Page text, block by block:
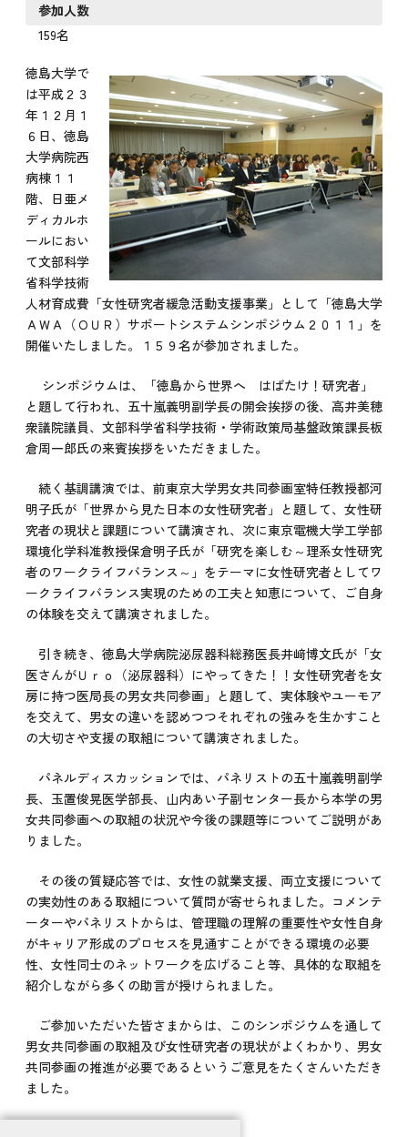
参加人数
159名
徳島大学で
は平成２３
年１２月１
６日、徳島
大学病院西
病棟１１
階、日亜メ
ディカルホ
ールにおい
て文部科学
省科学技術
人材育成費「女性研究者緩急活動支援事業」として「徳島大学
ＡＷＡ（ＯＵＲ）サポートシステムシンポジウム２０１１」を
開催いたしました。１５９名が参加されました。
シンポジウムは、「徳島から世界へ はばたけ！研究者」
と題して行われ、五十嵐義明副学長の開会挨拶の後、高井美穂
衆議院議員、文部科学省科学技術・学術政策局基盤政策課長板
倉周一郎氏の来賓挨拶をいただきました。
続く基調講演では、前東京大学男女共同参画室特任教授都河
明子氏が「世界から見た日本の女性研究者」と題して、女性研
究者の現状と課題について講演され、次に東京電機大学工学部
環境化学科准教授保倉明子氏が「研究を楽しむ～理系女性研究
者のワークライフバランス～」をテーマに女性研究者としてワ
ークライフバランス実現のための工夫と知恵について、ご自身
の体験を交えて講演されました。
引き続き、徳島大学病院泌尿器科総務医長井﨑博文氏が「女
医さんがＵｒｏ（泌尿器科）にやってきた！！女性研究者を女
房に持つ医局長の男女共同参画」と題して、実体験やユーモア
を交えて、男女の違いを認めつつそれぞれの強みを生かすこと
の大切さや支援の取組について講演されました。
パネルディスカッションでは、パネリストの五十嵐義明副学
長、玉置俊晃医学部長、山内あい子副センター長から本学の男
女共同参画への取組の状況や今後の課題等についてご説明があ
りました。
その後の質疑応答では、女性の就業支援、両立支援について
の実効性のある取組について質問が寄せられました。コメンテ
ーターやパネリストからは、管理職の理解の重要性や女性自身
がキャリア形成のプロセスを見通すことができる環境の必要
性、女性同士のネットワークを広げること等、具体的な取組を
紹介しながら多くの助言が授けられました。
ご参加いただいた皆さまからは、このシンポジウムを通して
男女共同参画の取組及び女性研究者の現状がよくわかり、男女
共同参画の推進が必要であるというご意見をたくさんいただき
ました。